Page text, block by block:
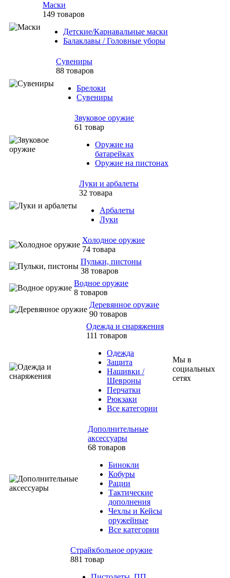
Маски
149 товаров
Детские/Карнавальные маски
Балаклавы / Головные уборы
Сувениры
88 товаров
Брелоки
Сувениры
Звуковое оружие
61 товар
Оружие на
батарейках
Оружие на пистонах
Луки и арбалеты
32 товара
Арбалеты
Луки
Холодное оружие
74 товара
Пульки, пистоны
38 товаров
Водное оружие
8 товаров
Деревянное оружие
90 товаров
Одежда и снаряжения
111 товаров
Одежда
Защита
Нашивки /
Шевроны
Перчатки
Рюкзаки
Все категории
Дополнительные
аксессуары
68 товаров
Бинокли
Кобуры
Рации
Тактические
дополнения
Чехлы и Кейсы
оружейные
Все категории
Страйкбольное оружие
881 товар
Мы в
социальных
сетях